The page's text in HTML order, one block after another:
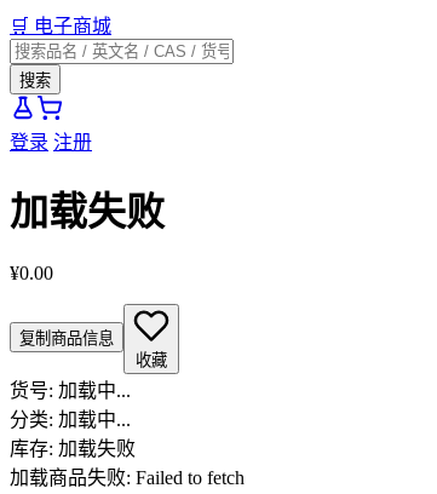
🛒 电子商城
搜索
登录 注册
加载失败
¥0.00
复制商品信息
收藏
货号: 加载中...
分类: 加载中...
库存: 加载失败
加载商品失败: Failed to fetch